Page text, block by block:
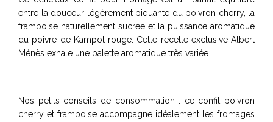
entre la douceur légèrement piquante du poivron cherry, la
framboise naturellement sucrée et la puissance aromatique
du poivre de Kampot rouge. Cette recette exclusive Albert
Ménès exhale une palette aromatique très variée...
Nos petits conseils de consommation : ce confit poivron
cherry et framboise accompagne idéalement les fromages